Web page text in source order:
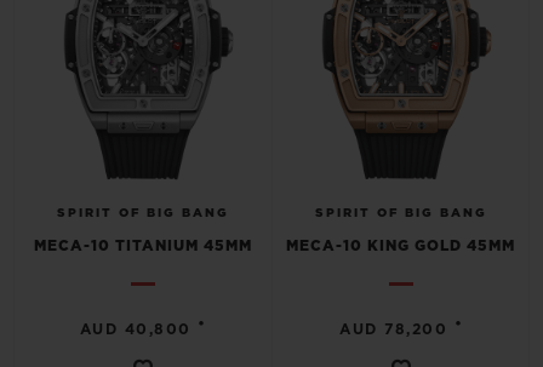
SPIRIT OF BIG BANG
MECA-10 TITANIUM 45MM
AUD 40,800 •
SPIRIT OF BIG BANG
MECA-10 KING GOLD 45MM
AUD 78,200 •